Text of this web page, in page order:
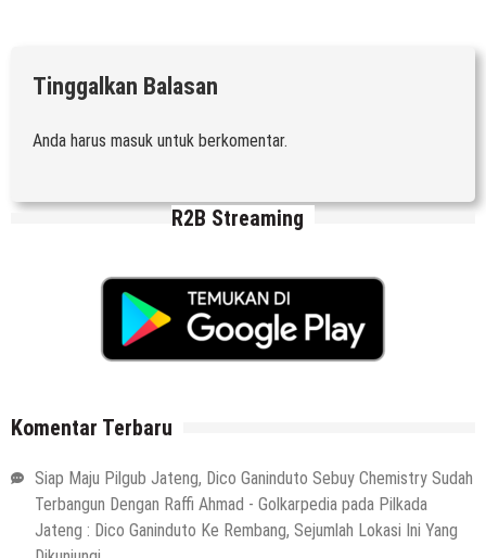
Tinggalkan Balasan
Anda harus masuk untuk berkomentar.
R2B Streaming
Komentar Terbaru
Siap Maju Pilgub Jateng, Dico Ganinduto Sebuy Chemistry Sudah
Terbangun Dengan Raffi Ahmad - Golkarpedia pada Pilkada
Jateng : Dico Ganinduto Ke Rembang, Sejumlah Lokasi Ini Yang